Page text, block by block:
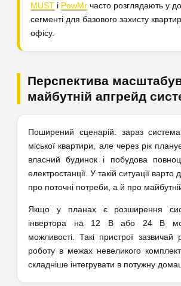
MUST і PowMr часто розглядають у
сегменті для базового захисту
офісу.
Перспектива
майбутній апгрейд
Поширений сценарій: зараз
міської квартири, але через рік
власний будинок і побудова
електростанції. У такій ситуації
про поточні потреби, а й про
Якщо у планах є розширення
інвертора на 12 В або 24 В
можливості. Такі пристрої зазвичай
роботу в межах невеликого
складніше інтегрувати в потужну